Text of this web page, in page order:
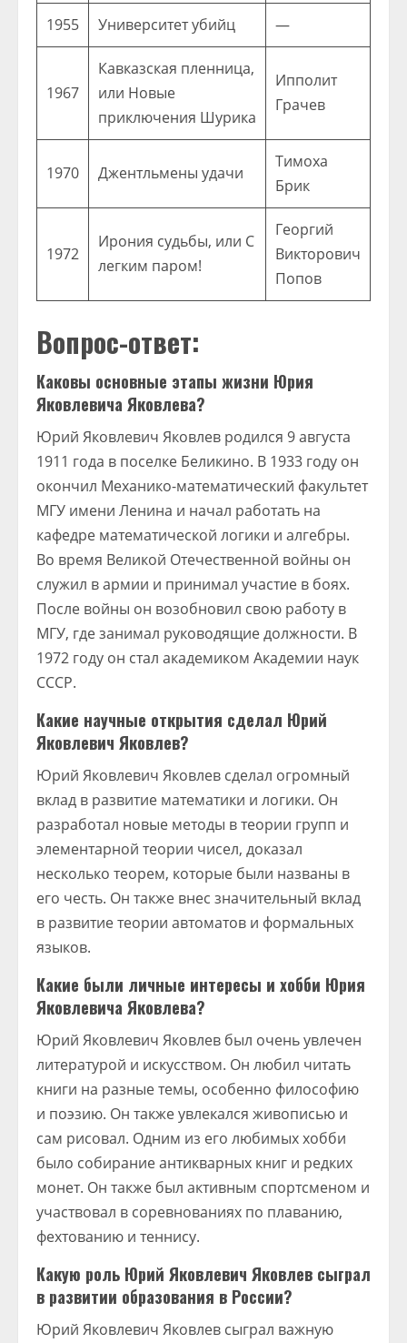
1955 Университет убийц —
1967
Кавказская пленница,
или Новые
приключения Шурика
Ипполит
Грачев
1970 Джентльмены удачи
Тимоха
Брик
1972
Ирония судьбы, или С
легким паром!
Георгий
Викторович
Попов
Вопрос-ответ:
Каковы основные этапы жизни Юрия
Яковлевича Яковлева?
Юрий Яковлевич Яковлев родился 9 августа
1911 года в поселке Беликино. В 1933 году он
окончил Механико-математический факультет
МГУ имени Ленина и начал работать на
кафедре математической логики и алгебры.
Во время Великой Отечественной войны он
служил в армии и принимал участие в боях.
После войны он возобновил свою работу в
МГУ, где занимал руководящие должности. В
1972 году он стал академиком Академии наук
СССР.
Какие научные открытия сделал Юрий
Яковлевич Яковлев?
Юрий Яковлевич Яковлев сделал огромный
вклад в развитие математики и логики. Он
разработал новые методы в теории групп и
элементарной теории чисел, доказал
несколько теорем, которые были названы в
его честь. Он также внес значительный вклад
в развитие теории автоматов и формальных
языков.
Какие были личные интересы и хобби Юрия
Яковлевича Яковлева?
Юрий Яковлевич Яковлев был очень увлечен
литературой и искусством. Он любил читать
книги на разные темы, особенно философию
и поэзию. Он также увлекался живописью и
сам рисовал. Одним из его любимых хобби
было собирание антикварных книг и редких
монет. Он также был активным спортсменом и
участвовал в соревнованиях по плаванию,
фехтованию и теннису.
Какую роль Юрий Яковлевич Яковлев сыграл
в развитии образования в России?
Юрий Яковлевич Яковлев сыграл важную